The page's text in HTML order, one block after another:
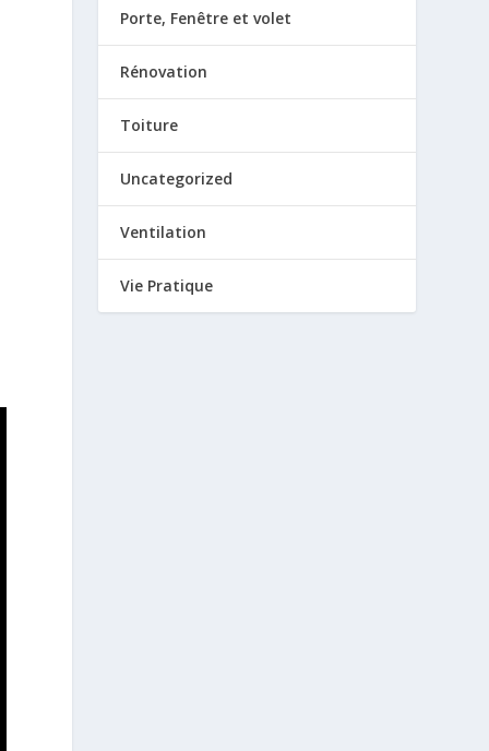
Porte, Fenêtre et volet
Rénovation
Toiture
Uncategorized
Ventilation
Vie Pratique